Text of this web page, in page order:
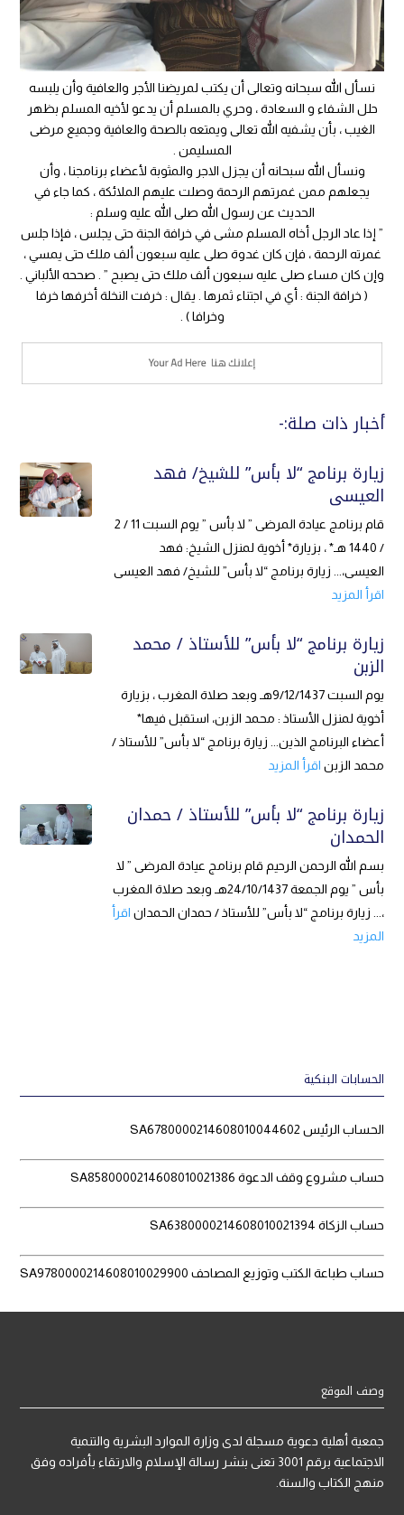
نسأل الله سبحانه وتعالى أن يكتب لمريضنا الأجر والعافية وأن يلبسه
حلل الشفاء و السعادة ، وحري بالمسلم أن يدعو لأخيه المسلم بظهر
الغيب ، بأن يشفيه الله تعالى ويمتعه بالصحة والعافية وجميع مرضى
المسليمن .
ونسأل الله سبحانه أن يجزل الاجر والمثوبة لأعضاء برنامجنا ، وأن
يجعلهم ممن غمرتهم الرحمة وصلت عليهم الملائكة ، كما جاء في
الحديث عن رسول الله صلى الله عليه وسلم :
” إذا عاد الرجل أخاه المسلم مشى في خرافة الجنة حتى يجلس ، فإذا جلس
غمرته الرحمة ، فإن كان غدوة صلى عليه سبعون ألف ملك حتى يمسي ،
وإن كان مساء صلى عليه سبعون ألف ملك حتى يصبح ” . صححه الألباني .
( خرافة الجنة : أي في اجتناء ثمرها . يقال : خرفت النخلة أخرفها خرفا
وخرافا ) .
أخبار ذات صلة:-
زيارة برنامج “لا بأس” للشيخ/ فهد
العيسى
قام برنامج عيادة المرضى ” لا بأس ” يوم السبت 11 / 2
/ 1440 هـ* ، بزيارة* أخوية لمنزل الشيخ: فهد
العيسى،... زيارة برنامج “لا بأس” للشيخ/ فهد العيسى
اقرأ المزيد
زيارة برنامج “لا بأس” للأستاذ / محمد
الزبن
يوم السبت 9/12/1437هـ وبعد صلاة المغرب ، بزيارة
أخوية لمنزل الأستاذ : محمد الزبن، استقبل فيها*
أعضاء البرنامج الذين... زيارة برنامج “لا بأس” للأستاذ /
محمد الزبن اقرأ المزيد
زيارة برنامج “لا بأس” للأستاذ / حمدان
الحمدان
بسم الله الرحمن الرحيم قام برنامج عيادة المرضى ” لا
بأس ” يوم الجمعة 24/10/1437هـ وبعد صلاة المغرب
،... زيارة برنامج “لا بأس” للأستاذ / حمدان الحمدان اقرأ
المزيد
الحسابات البنكية
الحساب الرئيس SA6780000214608010044602
حساب مشروع وقف الدعوة SA8580000214608010021386
حساب الزكاة SA6380000214608010021394
حساب طباعة الكتب وتوزيع المصاحف SA9780000214608010029900
وصف الموقع
جمعية أهلية دعوية مسجلة لدى وزارة الموارد البشرية والتنمية
الاجتماعية برقم 3001 تعنى بنشر رسالة الإسلام والارتقاء بأفراده وفق
منهج الكتاب والسنة.